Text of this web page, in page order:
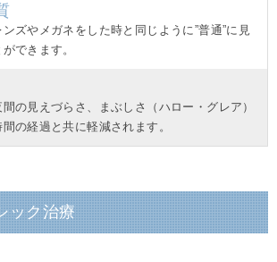
ズやメガネをした時と同じように”普通”に見
できます。
の見えづらさ、まぶしさ（ハロー・グレア）
の経過と共に軽減されます。
ック治療